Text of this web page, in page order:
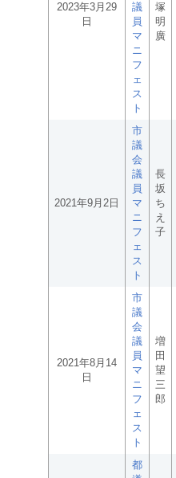
2023年3月29
日
議
員
マ
ニ
フ
ェ
ス
ト
塚
明
廣
2021年9月2日
市
議
会
議
員
マ
ニ
フ
ェ
ス
ト
長
坂
ち
え
子
2021年8月14
日
市
議
会
議
員
マ
ニ
フ
ェ
ス
ト
増
田
望
三
郎
都